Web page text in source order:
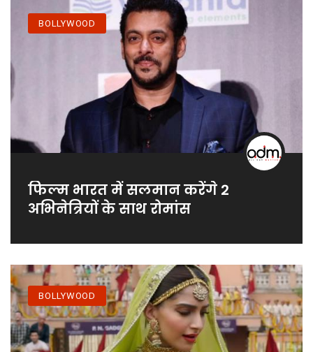
BOLLYWOOD
फिल्म भारत में सलमान करेंगे 2
अभिनेत्रियों के साथ रोमांस
BOLLYWOOD